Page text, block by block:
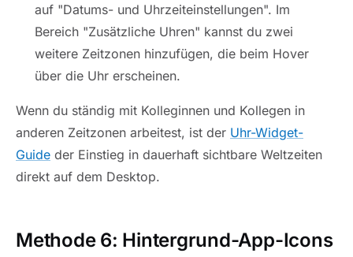
auf "Datums- und Uhrzeiteinstellungen". Im
Bereich "Zusätzliche Uhren" kannst du zwei
weitere Zeitzonen hinzufügen, die beim Hover
über die Uhr erscheinen.
Wenn du ständig mit Kolleginnen und Kollegen in
anderen Zeitzonen arbeitest, ist der Uhr-Widget-
Guide der Einstieg in dauerhaft sichtbare Weltzeiten
direkt auf dem Desktop.
Methode 6: Hintergrund-App-Icons